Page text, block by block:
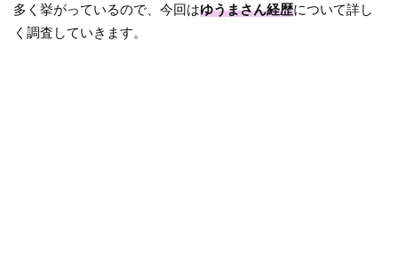
多く挙がっているので、今回はゆうまさん経歴について詳し
く調査していきます。